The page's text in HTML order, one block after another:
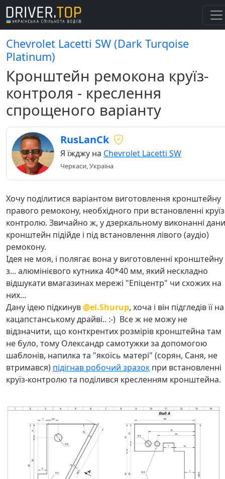
Chevrolet Lacetti SW (Dark Turqoise
Platinum)
Кронштейн ремокона круїз-
контроля - креслення
спрощеного варіанту
RusLanCk
Я їжджу на Chevrolet Lacetti SW
Черкаси, Україна
Хочу поділитися варіантом виготовлення кронштейну
правого ремокону, необхідного при встановленні
контролю. Звичайно ж, у дзеркальному виконанні
кронштейн підійде і під встановлення лівого (аудіо)
ремокону.
Ідея не моя, і полягає вона у виготовленні кронштейну
з... алюмінієвого кутника 40*40 мм, який нескладно
відшукати вмагазинах мережі "Епіцентр" чи схожих на
них...
Дану ідею підкинув@el.Shurup, хоча і він підгледів її на
кацапстанському драйві.. :-) Все ж не можу не
відзначити, що конткрентих розмірів кронштейна там
не було, тому Олександр самотужки за допомогою
шаблонів, напилка та "якоїсь матері" (сорян, Саня, не
втримався) підігнав робочий зразок при встановленні
круїз-контролю та поділився кресленням кронштейна.